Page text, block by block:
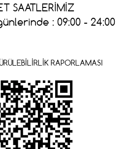
SAATLERİMİZ
: 09:00 - 24:00
RAPORLAMASI